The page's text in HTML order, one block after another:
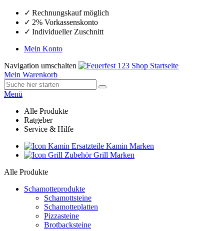
Rechnungskauf möglich
2% Vorkassenskonto
Individueller Zuschnitt
Mein Konto
Navigation umschalten
Mein Warenkorb
Menü
Alle Produkte
Ratgeber
Service & Hilfe
Ersatzteile Kamin Marken
Zubehör Grill Marken
Alle Produkte
Schamotteprodukte
Schamottsteine
Schamotteplatten
Pizzasteine
Brotbacksteine